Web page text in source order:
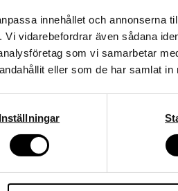
innehållet och annonserna
vidarebefordrar även sådana
som vi samarbetar
eller som de har samlat
Inställningar
nästa köp!
köp.